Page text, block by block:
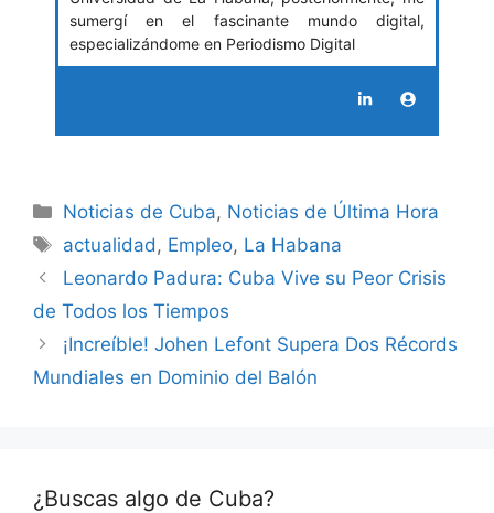
sumergí en el fascinante mundo digital,
especializándome en Periodismo Digital
Categories
Noticias de Cuba, Noticias de Última Hora
Tags
actualidad , Empleo, La Habana
Leonardo Padura: Cuba Vive su Peor Crisis
de Todos los Tiempos
¡Increíble! Johen Lefont Supera Dos Récords
Mundiales en Dominio del Balón
¿Buscas algo de Cuba?